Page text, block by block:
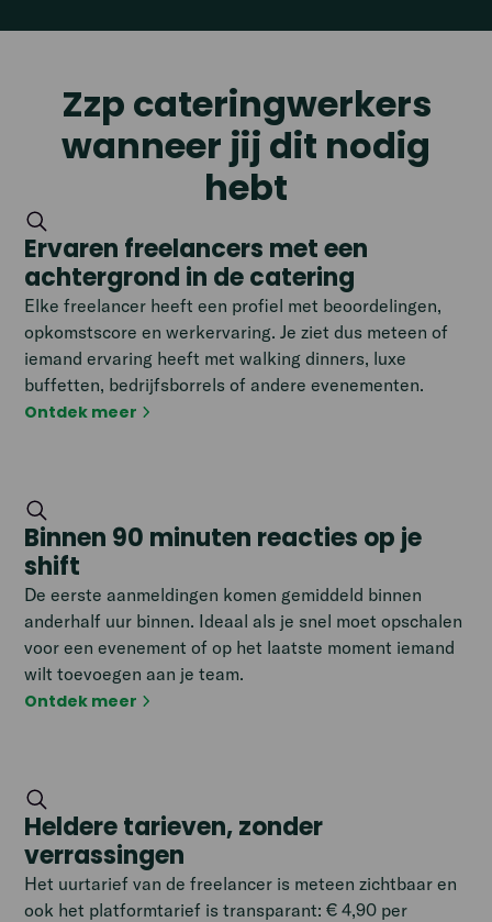
Zzp cateringwerkers
wanneer jij dit nodig
hebt
Ervaren freelancers met een
achtergrond in de catering
Elke freelancer heeft een profiel met beoordelingen,
opkomstscore en werkervaring. Je ziet dus meteen of
iemand ervaring heeft met walking dinners, luxe
buffetten, bedrijfsborrels of andere evenementen.
Ontdek meer
Binnen 90 minuten reacties op je
shift
De eerste aanmeldingen komen gemiddeld binnen
anderhalf uur binnen. Ideaal als je snel moet opschalen
voor een evenement of op het laatste moment iemand
wilt toevoegen aan je team.
Ontdek meer
Heldere tarieven, zonder
verrassingen
Het uurtarief van de freelancer is meteen zichtbaar en
ook het platformtarief is transparant: € 4,90 per